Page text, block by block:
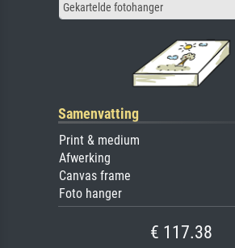
Gekartelde fotohanger
Samenvatting
Print & medium
Afwerking
Canvas frame
Foto hanger
€ 117.38